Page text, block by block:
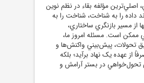
اصلي‌ترين مؤلفه بقاء در نظم نوين
داده را به شناخت، شناخت را به
مسير بازنگري ساختاري،
ممکن است. مسئله امروز ما،
تحولات، پيش‌بيني واکنش‌ها و
عهده يک نهاد برآيد؛ بلکه
تحول‌خواهي در بستر آرامش و